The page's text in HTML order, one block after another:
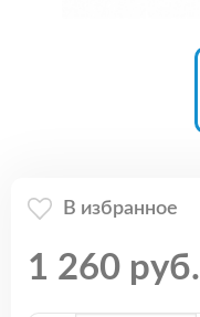
В избранное
1 260 руб.